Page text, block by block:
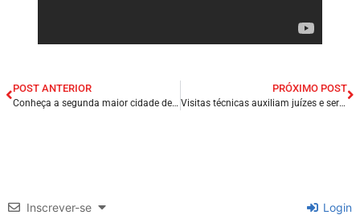
POST ANTERIOR
Conheça a segunda maior cidade de Paraíba, Campina Grande.
PRÓXIMO POST
Visitas técnicas auxiliam juízes e servidores no enfrentamento das demandas no Maranhão.
Inscrever-se Login